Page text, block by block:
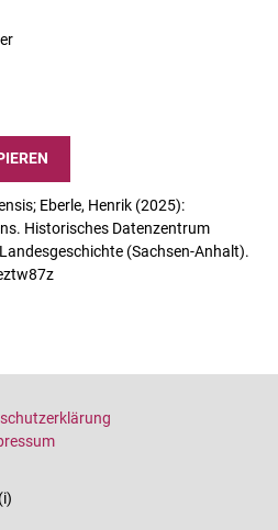
Eberle, Henrik (2025):
Historisches Datenzentrum
(Sachsen-Anhalt).